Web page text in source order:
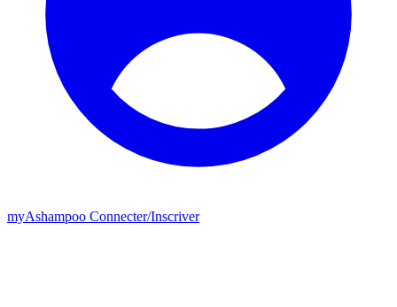
myAshampoo Connecter/Inscriver